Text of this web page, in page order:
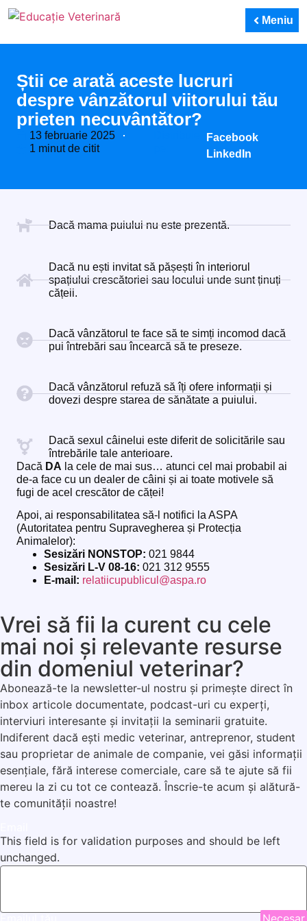
Meniu
Știi ce arată aceste lucruri
despre vânzătorul viitorului tău
prieten necuvântător?
13 februarie 2025
1 minut de citit
Facebook
LinkedIn
Dacă mama puiului nu este prezentă.
Dacă nu ești invitat să pășești în interiorul
spațiului crescătoriei sau locului unde sunt ținuți
cățeii.
Dacă vânzătorul te face să te simți incomod dacă
pui întrebări sau încearcă să te preseze.
Dacă vânzătorul refuză să îți ofere informații și
dovezi despre starea de sănătate a puiului.
Dacă sexul câinelui este diferit de solicitările sau
întrebările tale anterioare.
Dacă DA la cele de mai sus… atunci cel mai probabil ai
de-a face cu un dealer de câini și ai toate motivele să
fugi de acel crescător de căței!
Apoi, ai responsabilitatea să-l notifici la ASPA
(Autoritatea pentru Supravegherea și Protecția
Animalelor):
Sesizări NONSTOP: 021 9844
Sesizări L-V 08-16: 021 312 9555
E-mail: relatiicupublicul@aspa.ro
Vrei să fii la curent cu cele
mai noi și relevante resurse
din domeniul veterinar?
Abonează-te la newsletter-ul nostru și primește direct în
inbox articole documentate, podcast-uri cu experți,
interviuri interesante și invitații la seminarii gratuite.
Indiferent dacă ești medic veterinar, antreprenor, student
sau proprietar de animale de companie, vei găsi informații
esențiale, fără interese comerciale, care să te ajute să fii
mereu la zi cu tot ce contează. Înscrie-te acum și alătură-
te comunității noastre!
This field is for validation purposes and should be left
unchanged.
Necesar